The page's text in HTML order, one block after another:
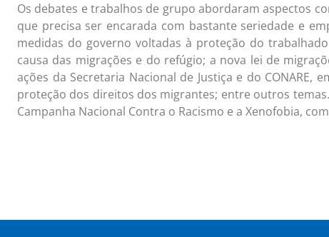
Os debates e trabalhos de grupo abordaram aspectos
que precisa ser encarada com bastante seriedade e
medidas do governo voltadas à proteção do
causa das migrações e do refúgio; a nova lei de
ações da Secretaria Nacional de Justiça e do CONARE,
proteção dos direitos dos migrantes; entre outros
Campanha Nacional Contra o Racismo e a Xenofobia,